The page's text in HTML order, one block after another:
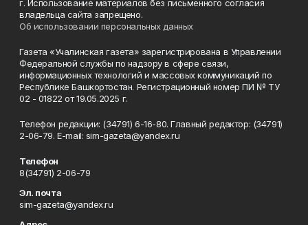
г. Использование материалов без письменного согласия
владельца сайта запрещено.
Об использовании персональных данных
Газета «Учалинская газета» зарегистрирована в Управлении
Федеральной службы по надзору в сфере связи,
информационных технологий и массовых коммуникаций по
Республике Башкортостан. Регистрационный номер ПИ № ТУ
02 - 01822 от 19.05.2025 г.
Телефон редакции: (34791) 6-16-80. Главный редактор: (34791)
2-06-79. Е-mаil: sim-gazeta@yandex.ru
Телефон
8(34791) 2-06-79
Эл. почта
sim-gazeta@yandex.ru